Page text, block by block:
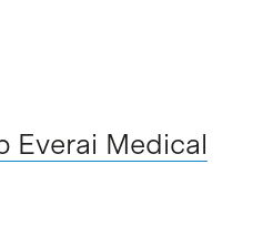
Everai Medical